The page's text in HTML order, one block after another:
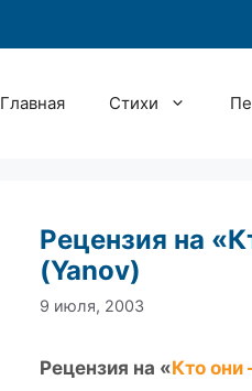
Главная Стихи
Рецензия на
(Yanov)
9 июля, 2003
Рецензия на «Кто они